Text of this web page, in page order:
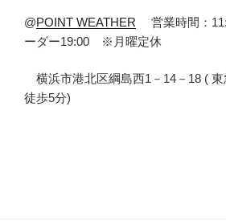
@POINT WEATHER 営業時間：
ーダー19:00 ※月曜定休
横浜市港北区綱島西1－14－18 ( 東
徒歩5分)